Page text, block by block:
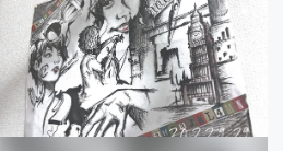
テクノロジー・ガジェット
映像・映画
ビジネス・起業